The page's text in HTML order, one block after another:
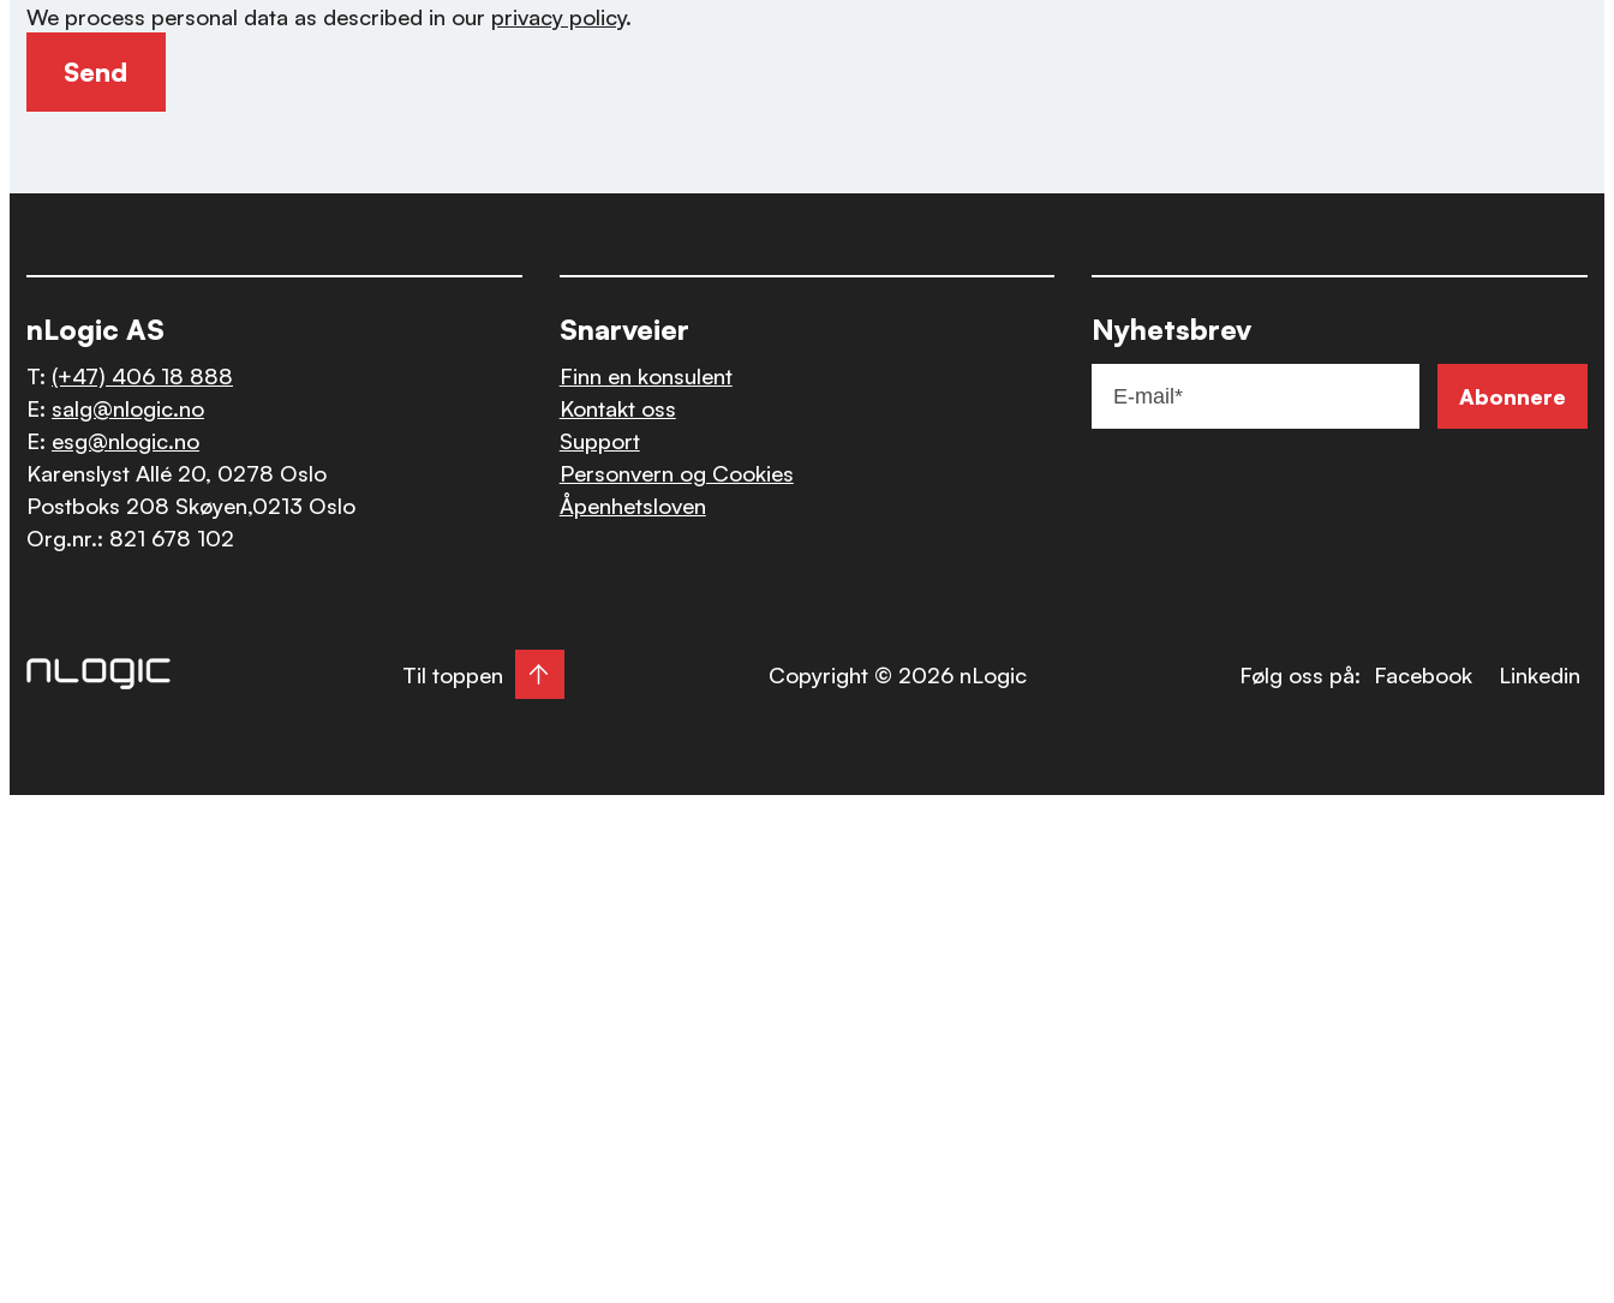
We process personal data as described in our privacy policy.
nLogic AS
T: (+47) 406 18 888
E: salg@nlogic.no
E: esg@nlogic.no
Karenslyst Allé 20, 0278 Oslo
Postboks 208 Skøyen,0213 Oslo
Org.nr.: 821 678 102
Snarveier
Finn en konsulent
Kontakt oss
Support
Personvern og Cookies
Åpenhetsloven
Nyhetsbrev
Til toppen Copyright © 2026 nLogic Følg oss på: Facebook Linkedin